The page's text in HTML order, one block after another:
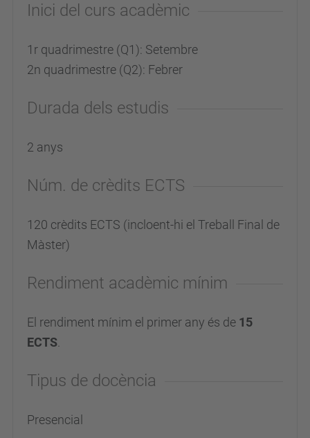
Inici del curs acadèmic
1r quadrimestre (Q1): Setembre
2n quadrimestre (Q2): Febrer
Durada dels estudis
2 anys
Núm. de crèdits ECTS
120 crèdits ECTS (incloent-hi el Treball Final de
Màster)
Rendiment acadèmic mínim
El rendiment mínim el primer any és de 15
ECTS
Tipus de docència
Presencial